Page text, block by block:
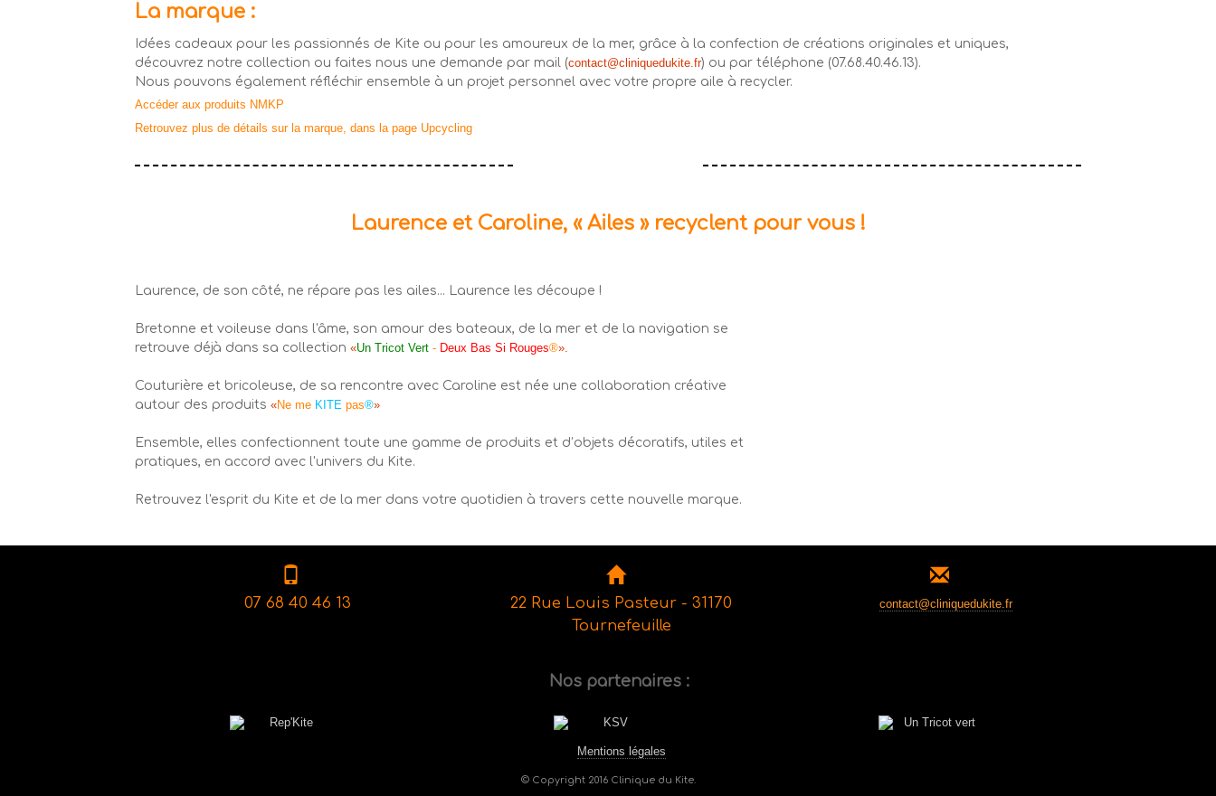
La marque :
Idées cadeaux pour les passionnés de Kite ou pour les amoureux de la mer, grâce à la confection de créations originales et uniques,
découvrez notre collection ou faites nous une demande par mail (contact@cliniquedukite.fr) ou par téléphone (07.68.40.46.13).
Nous pouvons également réfléchir ensemble à un projet personnel avec votre propre aile à recycler.
Accéder aux produits NMKP
Retrouvez plus de détails sur la marque, dans la page Upcycling
Laurence et Caroline, « Ailes » recyclent pour vous !
Laurence, de son côté, ne répare pas les ailes... Laurence les découpe !
Bretonne et voileuse dans l'âme, son amour des bateaux, de la mer et de la navigation se
retrouve déjà dans sa collection«Un Tricot Vert- Deux Bas Si Rouges®».
Couturière et bricoleuse, de sa rencontre avec Caroline est née une collaboration créative
autour des produits«Ne me KITE pas®»
Ensemble, elles confectionnent toute une gamme de produits et d’objets décoratifs, utiles et
pratiques, en accord avec l'univers du Kite.
Retrouvez l'esprit du Kite et de la mer dans votre quotidien à travers cette nouvelle marque.
07 68 40 46 13
22 Rue Louis Pasteur - 31170
Tournefeuille
contact@cliniquedukite.fr
Nos partenaires :
Mentions légales
© Copyright 2016 Clinique du Kite.